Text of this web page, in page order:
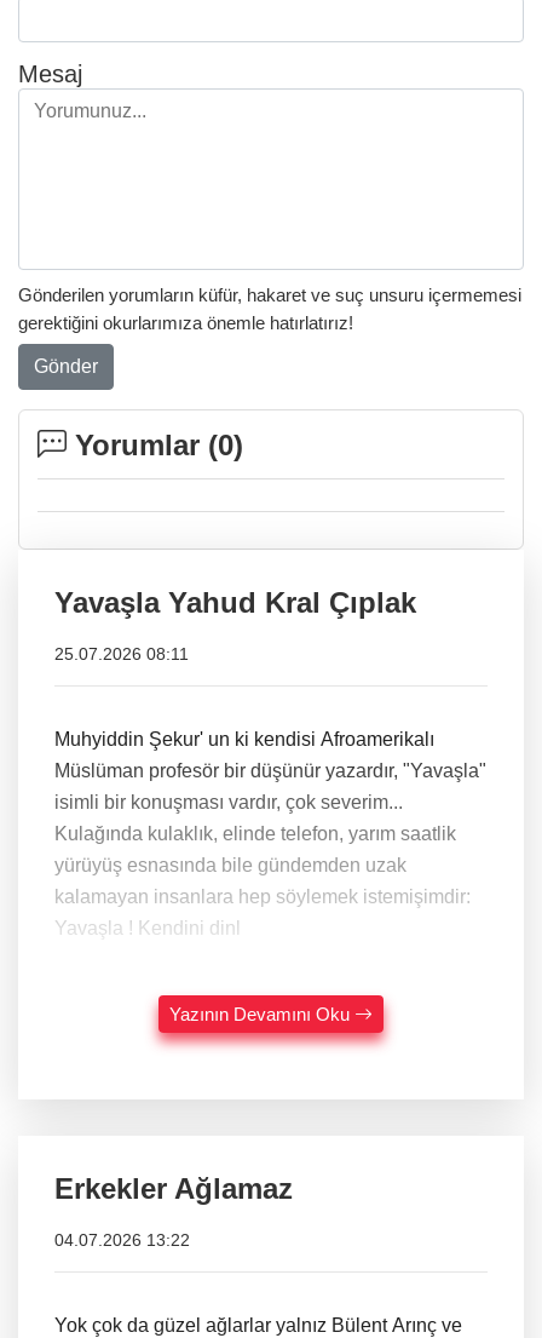
Mesaj
Gönderilen yorumların küfür, hakaret ve suç unsuru içermemesi
gerektiğini okurlarımıza önemle hatırlatırız!
Gönder
Yorumlar (0)
Yavaşla Yahud Kral Çıplak
25.07.2026 08:11
Muhyiddin Şekur' un ki kendisi Afroamerikalı
Müslüman profesör bir düşünür yazardır, "Yavaşla"
isimli bir konuşması vardır, çok severim...
Kulağında kulaklık, elinde telefon, yarım saatlik
yürüyüş esnasında bile gündemden uzak
kalamayan insanlara hep söylemek istemişimdir:
Yavaşla ! Kendini dinl
Yazının Devamını Oku
Erkekler Ağlamaz
04.07.2026 13:22
Yok çok da güzel ağlarlar yalnız Bülent Arınç ve